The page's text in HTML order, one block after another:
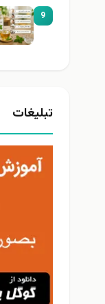
9
تبلیغات